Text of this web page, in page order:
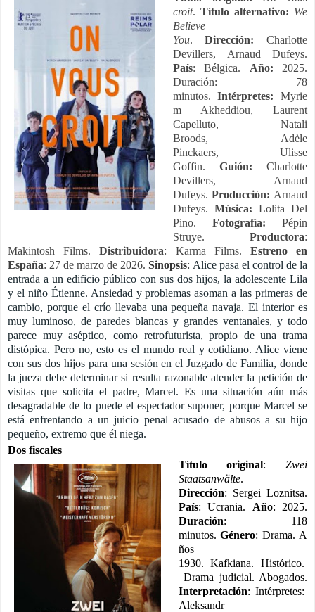
croit. Título alternativo: We
Believe
You.Dirección:
Charlotte
Devillers,
Arnaud Dufeys.
País: Bélgica. Año:
2025.
Duración: 78
minutos.Intérpretes:
Myrie
m Akheddiou,
Laurent
Capelluto,
Natali
Broods,
Adèle
Pinckaers, Ulisse
Goffin. Guión:
Charlotte
Devillers,
Arnaud
Dufeys. Producción: Arnaud
Dufeys. Música: Lolita Del
Pino. Fotografía:
Pépin
Struye. Productora:
Makintosh Films.Distribuidora: Karma Films. Estreno
en
España: 27 de marzo de 2026. Sinopsis: Alice pasa el control de la
entrada a un edificio público con sus dos hijos, la adolescente Lila
y el niño Étienne. Ansiedad y problemas asoman a las primeras de
cambio, porque el crío llevaba una pequeña navaja. El interior es
muy luminoso, de paredes blancas y grandes ventanales, y todo
parece muy aséptico, como retrofuturista, propio de una trama
distópica. Pero no, esto es el mundo real y cotidiano. Alice viene
con sus dos hijos para una sesión en el Juzgado de Familia, donde
la jueza debe determinar si resulta razonable atender la petición de
visitas que solicita el padre, Marcel. Es una situación aún más
desagradable de lo puede el espectador suponer, porque Marcel se
está enfrentando a un juicio penal acusado de abusos a su hijo
pequeño, extremo que él niega.
Dos fiscales
Título original:Zwei
Staatsanwälte.
Dirección: Sergei Loznitsa.
País: Ucrania. Año: 2025.
Duración: 118
minutos.Género: Drama. A
ños
1930. Kafkiana. Histórico.
Drama judicial. Abogados.
Interpretación: Intérpretes:
Aleksandr